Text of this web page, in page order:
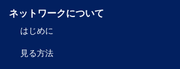
ネットワークについて
はじめに
見る方法